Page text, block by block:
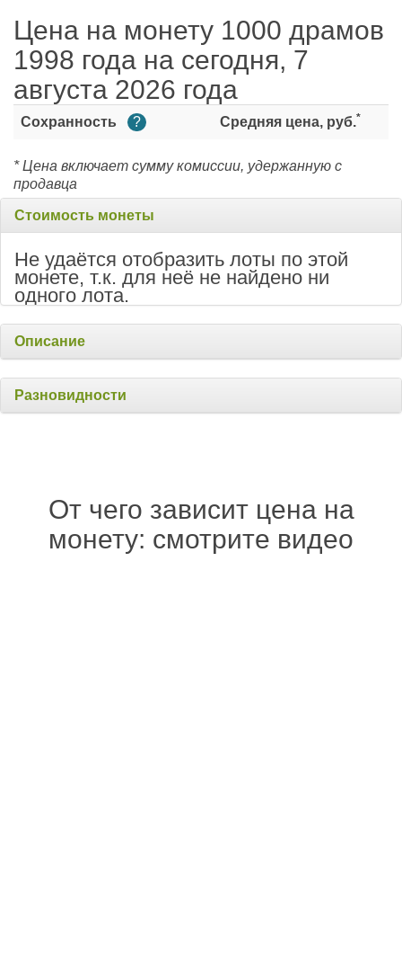
Цена на монету 1000 драмов
1998 года на сегодня, 7
августа 2026 года
Сохранность ? Средняя цена, руб.*
* Цена включает сумму комиссии, удержанную с
продавца
Стоимость монеты
Не удаётся отобразить лоты по этой
монете, т.к. для неё не найдено ни
одного лота.
Описание
Разновидности
От чего зависит цена на
монету: смотрите видео